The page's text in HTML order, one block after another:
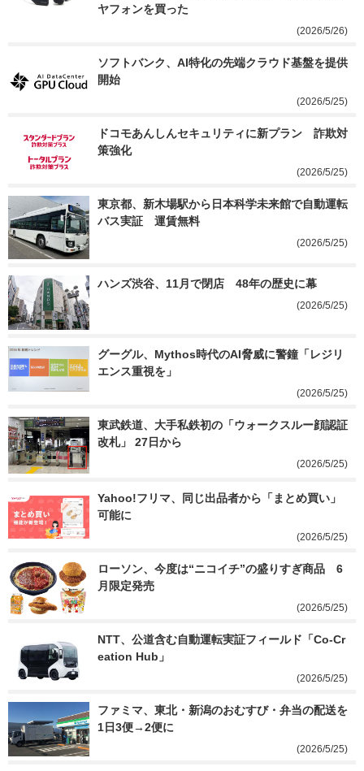
ヤフォンを買った
(2026/5/26)
ソフトバンク、AI特化の先端クラウド基盤を提供
開始
(2026/5/25)
ドコモあんしんセキュリティに新プラン　詐欺対
策強化
(2026/5/25)
東京都、新木場駅から日本科学未来館で自動運転
バス実証　運賃無料
(2026/5/25)
ハンズ渋谷、11月で閉店　48年の歴史に幕
(2026/5/25)
グーグル、Mythos時代のAI脅威に警鐘「レジリ
エンス重視を」
(2026/5/25)
東武鉄道、大手私鉄初の「ウォークスルー顔認証
改札」 27日から
(2026/5/25)
Yahoo!フリマ、同じ出品者から「まとめ買い」
可能に
(2026/5/25)
ローソン、今度は“ニコイチ”の盛りすぎ商品　6
月限定発売
(2026/5/25)
NTT、公道含む自動運転実証フィールド「Co-Cr
eation Hub」
(2026/5/25)
ファミマ、東北・新潟のおむすび・弁当の配送を
1日3便→2便に
(2026/5/25)